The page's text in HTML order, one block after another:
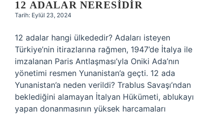
12 ADALAR NERESIDIR
Tarih: Eylül 23, 2024
12 adalar hangi ülkededir? Adaları isteyen
Türkiye’nin itirazlarına rağmen, 1947’de İtalya ile
imzalanan Paris Antlaşması’yla Oniki Ada’nın
yönetimi resmen Yunanistan’a geçti. 12 ada
Yunanistan’a neden verildi? Trablus Savaşı’ndan
beklediğini alamayan İtalyan Hükümeti, ablukayı
yapan donanmasının yüksek harcamaları